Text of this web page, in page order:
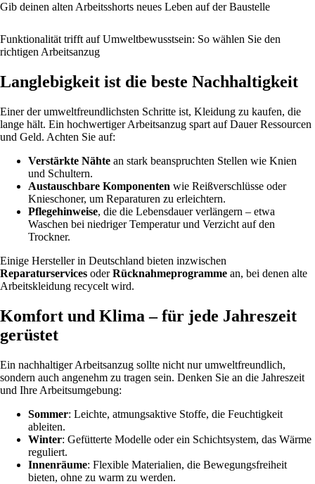
Gib deinen alten Arbeitsshorts neues Leben auf der Baustelle
Funktionalität trifft auf Umweltbewusstsein: So wählen Sie den
richtigen Arbeitsanzug
Langlebigkeit ist die beste Nachhaltigkeit
Einer der umweltfreundlichsten Schritte ist, Kleidung zu kaufen, die
lange hält. Ein hochwertiger Arbeitsanzug spart auf Dauer Ressourcen
und Geld. Achten Sie auf:
Verstärkte Nähte an stark beanspruchten Stellen wie Knien
und Schultern.
Austauschbare Komponenten wie Reißverschlüsse oder
Knieschoner, um Reparaturen zu erleichtern.
Pflegehinweise, die die Lebensdauer verlängern – etwa
Waschen bei niedriger Temperatur und Verzicht auf den
Trockner.
Einige Hersteller in Deutschland bieten inzwischen
Reparaturservices oderRücknahmeprogramme an, bei denen alte
Arbeitskleidung recycelt wird.
Komfort und Klima – für jede Jahreszeit
gerüstet
Ein nachhaltiger Arbeitsanzug sollte nicht nur umweltfreundlich,
sondern auch angenehm zu tragen sein. Denken Sie an die Jahreszeit
und Ihre Arbeitsumgebung:
Sommer: Leichte, atmungsaktive Stoffe, die Feuchtigkeit
ableiten.
Winter: Gefütterte Modelle oder ein Schichtsystem, das Wärme
reguliert.
Innenräume: Flexible Materialien, die Bewegungsfreiheit
bieten, ohne zu warm zu werden.